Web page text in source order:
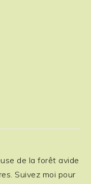
de la forêt avide
Suivez moi pour